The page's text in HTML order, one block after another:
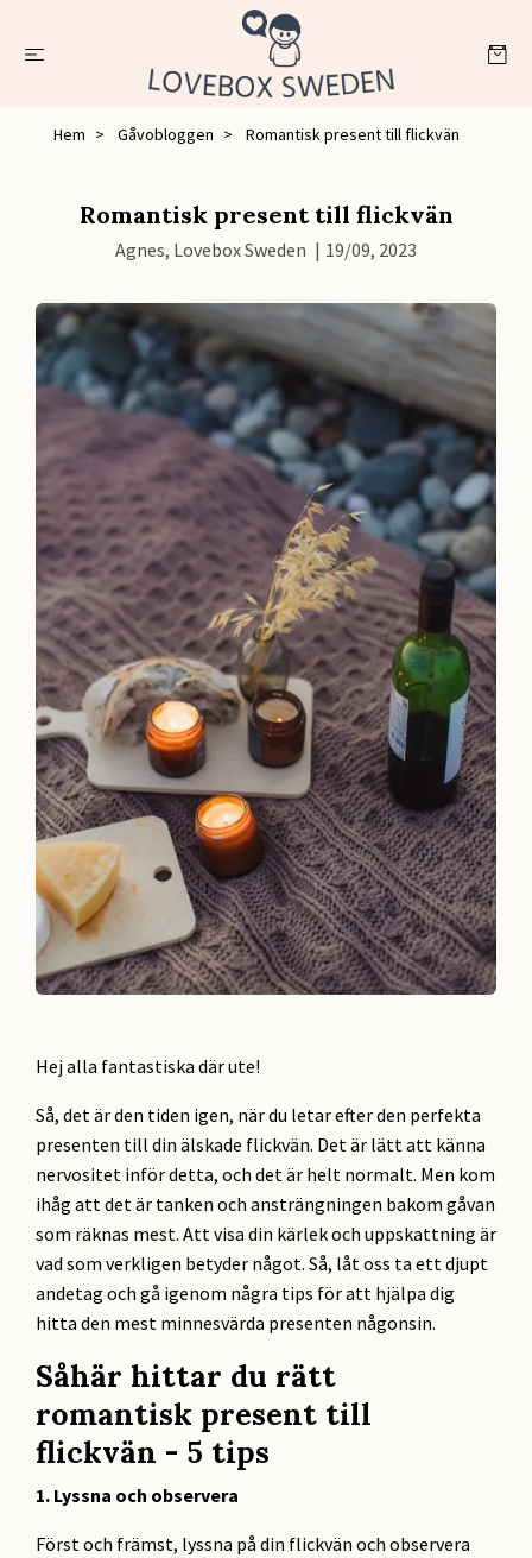
Hem Gåvobloggen Romantisk present till flickvän
Romantisk present till flickvän
Agnes, Lovebox Sweden | 19/09, 2023
Hej alla fantastiska där ute!
Så, det är den tiden igen, när du letar efter den perfekta
presenten till din älskade flickvän. Det är lätt att känna
nervositet inför detta, och det är helt normalt. Men kom
ihåg att det är tanken och ansträngningen bakom gåvan
som räknas mest. Att visa din kärlek och uppskattning är
vad som verkligen betyder något. Så, låt oss ta ett djupt
andetag och gå igenom några tips för att hjälpa dig
hitta den mest minnesvärda presenten någonsin.
Såhär hittar du rätt
romantisk present till
flickvän - 5 tips
1. Lyssna och observera
Först och främst, lyssna på din flickvän och observera